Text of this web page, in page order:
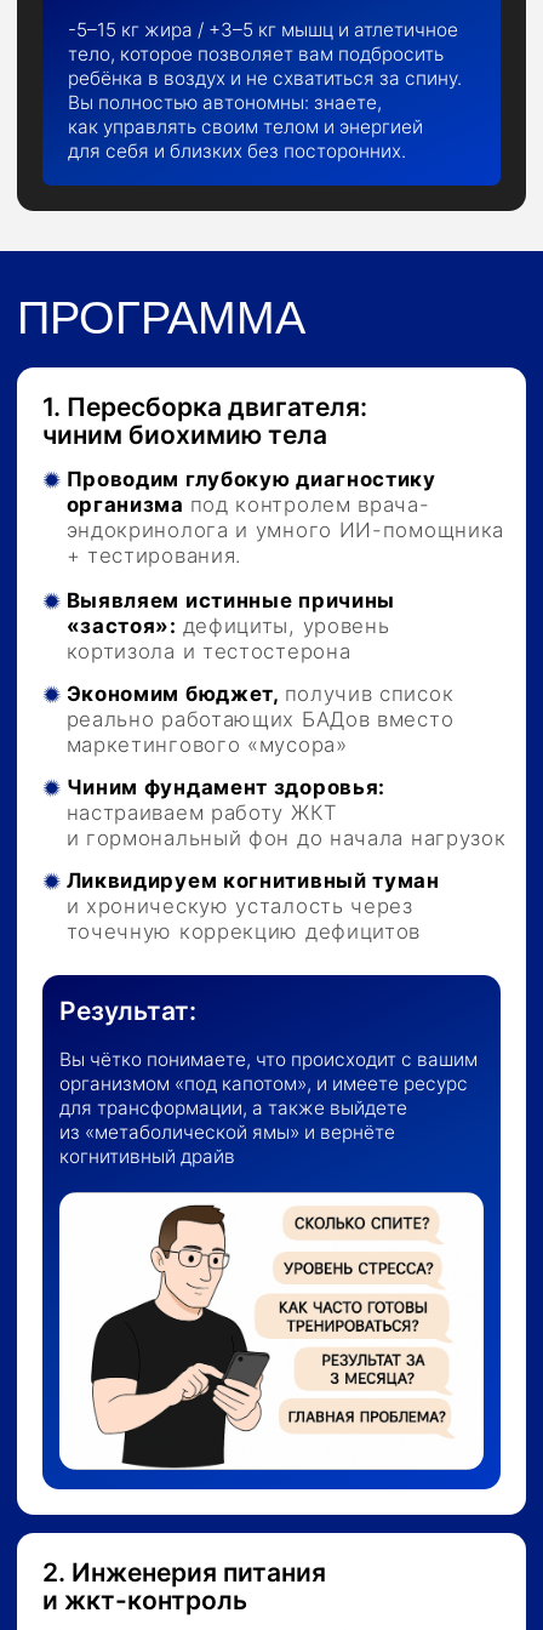
и отдельных кастрюль. Вы становитесь
мастером своего рациона, умея «сушиться»
на картофеле и макаронах, сохраняя сытость
Используем «загрузки»
оставались наполненными,
а жир горел на автопилоте
обычную еду с семьей или
в ресторанах, сохраняя результат
Осваиваем методику углеводно-
жирового чередованиядля
управления формой в реальном
времени
3. Адаптивный тренинг
Получите прогресс в любых условиях
без травм и выгорания и построите
атлетичный силуэт с максимальным КПД,
не превращая спорт во «вторую работу»
и не убивая суставы
Внедряем метод «Ползунка»:
адаптируете нагрузку под свой график,
уровень стресса и недосып
Осваиваем идеальную технику
по видео-атласу от Чемпиона, исключая
мышцы
Укрепляем суставы и спину
через специальные реабилитационные
модули от кинезиолога
Выбираем из 10 готовых программ:зал,
дом, командировка или 30-минутный
экспресс-план для занятых
Используем принцип периодизации,
и не ловить плато